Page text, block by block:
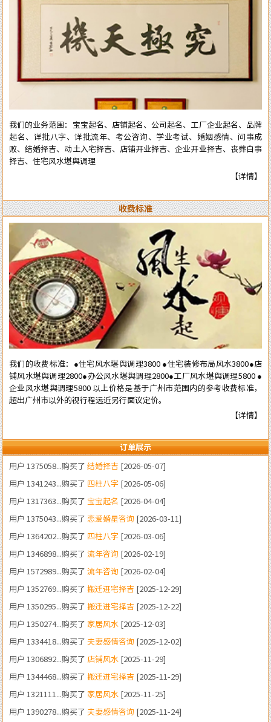
庆择吉等。一生以直言敢断的风格，从不虚言巧语的业德而深受广大各界
人士的高度好评和信赖。时间能证明实力，陈洲先生能够三十多年从业至
今，口碑越来越好，客户越来越多，可想而知陈洲先生的学术修为的高深
程度！ 陈洲先生研究运用易学近四十年、学术上:理论基础高深，博取众
家之长，经验丰富、见解独到、业德高尚。 本公司网站对外服务项目，
全部真人实体进行预测与操作，服务质量绝对精准实用。详情了解可拔打
电话或加微信：15916618178（微信同号），进行咨询了解。
我们的业务范围：宝宝起名、店铺起名、公司起名、工厂企业起名、品牌
起名、详批八字、详批流年、考公咨询、学业考试、婚姻感情、问事成
败、结婚择吉、动土入宅择吉、店铺开业择吉、企业开业择吉、丧葬白事
择吉、住宅风水堪舆调理
【详情】
收费标准
我们的收费标准：●住宅风水堪舆调理3800 ●住宅装修布局风水3800●店
铺风水堪舆调理2800●办公风水堪舆调理2800●工厂风水堪舆调理5800 ●
企业风水堪舆调理5800 以上价格是基于广州市范围内的参考收费标准，
超出广州市以外的视行程远近另行面议定价。
【详情】
订单展示
用户 1380233...购买了装修风水[2026-06-22]
用户 1383424...购买了四柱八字[2026-05-23]
用户 1341243...购买了四柱八字[2026-05-06]
用户 1317363...购买了 宝宝起名 [2026-04-04]
用户 1375043...购买了 恋爱婚星咨询[2026-03-11]
用户 1364202...购买了 四柱八字 [2026-03-06]
用户 1346898...购买了 流年咨询[2026-02-19]
用户 1572989...购买了 流年咨询 [2026-02-04]
用户 1352769...购买了 搬迁进宅择吉[2025-12-29]
用户 1350295...购买了 搬迁进宅择吉[2025-12-22]
用户 1350274...购买了 家居风水[2025-12-03]
用户 1334418...购买了 夫妻感情咨询 [2025-12-02]
用户 1306892...购买了 店铺风水 [2025-11-29]
用户 1344468...购买了 搬迁进宅择吉 [2025-11-29]
用户 1321111...购买了 家居风水 [2025-11-25]
用户 1390278...购买了 夫妻感情咨询 [2025-11-24]
用户 1350496...购买了 流年咨询 [2025-11-24]
用户 1860233...购买了 考试咨询[2025-11-24]